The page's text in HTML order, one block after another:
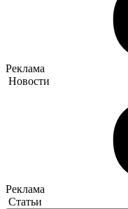
Реклама
Новости
Реклама
Статьи